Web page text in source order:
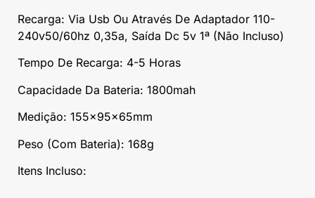
Recarga: Via Usb Ou Através De Adaptador 110-
240v50/60hz 0,35a, Saída Dc 5v 1ª (Não Incluso)
Tempo De Recarga: 4-5 Horas
Capacidade Da Bateria: 1800mah
Medição: 155x95x65mm
Peso (Com Bateria): 168g
Itens Incluso: